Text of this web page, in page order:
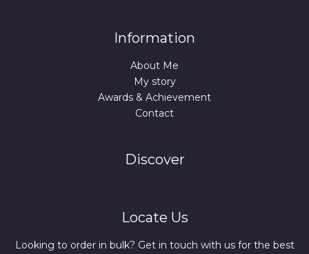
Information
About Me
My story
Awards & Achievement
Contact
Discover
Locate Us
Looking to order in bulk? Get in touch with us for the best